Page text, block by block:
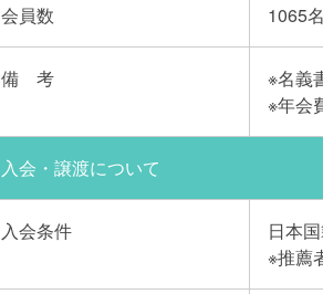
会員数 1065名
備 考
※名義
※年会
入会・譲渡について
入会条件
日本
※推薦